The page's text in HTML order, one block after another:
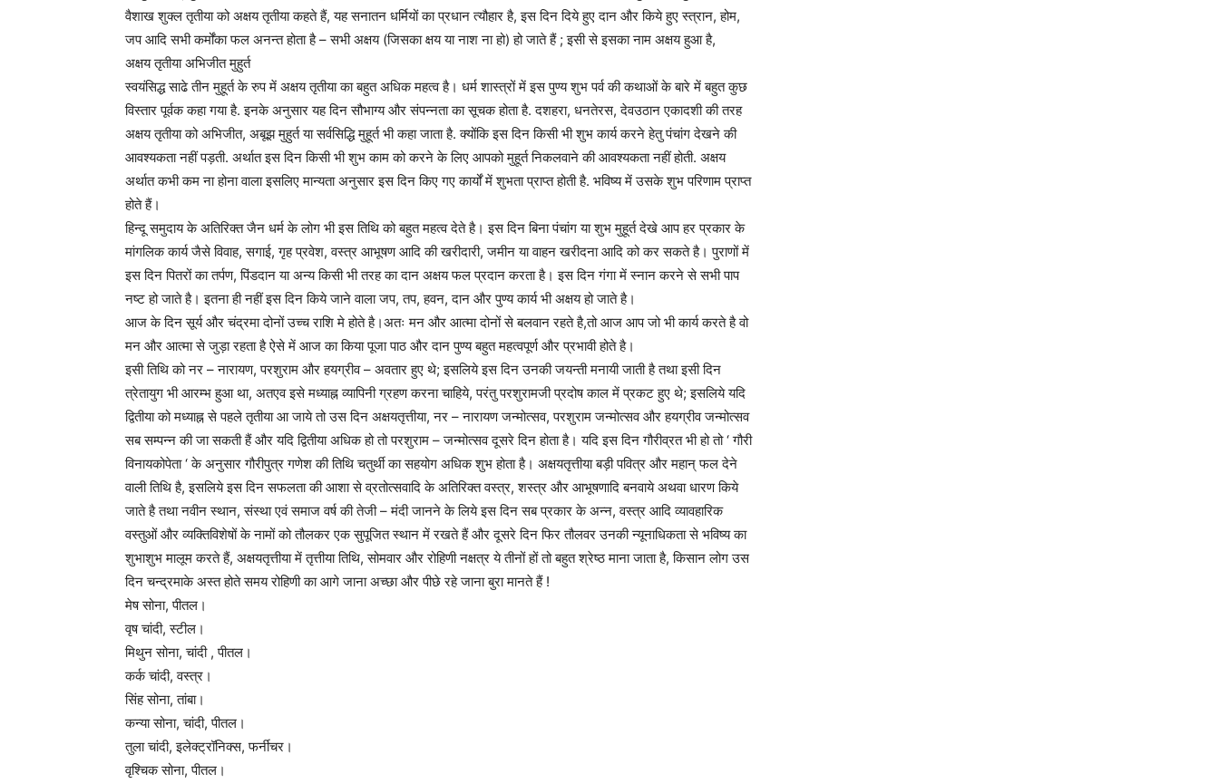
वैशाख शुक्ल तृतीया को अक्षय तृतीया कहते हैं, यह सनातन धर्मियों का प्रधान त्यौहार है, इस दिन दिये हुए दान और किये हुए स्त्रान, होम,
जप आदि सभी कर्मोंका फल अनन्त होता है – सभी अक्षय (जिसका क्षय या नाश ना हो) हो जाते हैं ; इसी से इसका नाम अक्षय हुआ है,
अक्षय तृतीया अभिजीत मुहुर्त
स्वयंसिद्ध साढे तीन मुहूर्त के रुप में अक्षय तृतीया का बहुत अधिक महत्व है। धर्म शास्त्रों में इस पुण्य शुभ पर्व की कथाओं के बारे में बहुत कुछ
विस्तार पूर्वक कहा गया है. इनके अनुसार यह दिन सौभाग्य और संपन्नता का सूचक होता है. दशहरा, धनतेरस, देवउठान एकादशी की तरह
अक्षय तृतीया को अभिजीत, अबूझ मुहुर्त या सर्वसिद्धि मुहूर्त भी कहा जाता है. क्योंकि इस दिन किसी भी शुभ कार्य करने हेतु पंचांग देखने की
आवश्यकता नहीं पड़ती. अर्थात इस दिन किसी भी शुभ काम को करने के लिए आपको मुहूर्त निकलवाने की आवश्यकता नहीं होती. अक्षय
अर्थात कभी कम ना होना वाला इसलिए मान्यता अनुसार इस दिन किए गए कार्यों में शुभता प्राप्त होती है. भविष्य में उसके शुभ परिणाम प्राप्त
होते हैं।
हिन्दू समुदाय के अतिरिक्त जैन धर्म के लोग भी इस तिथि को बहुत महत्व देते है। इस दिन बिना पंचांग या शुभ मुहूर्त देखे आप हर प्रकार के
मांगलिक कार्य जैसे विवाह, सगाई, गृह प्रवेश, वस्त्र आभूषण आदि की खरीदारी, जमीन या वाहन खरीदना आदि को कर सकते है। पुराणों में
इस दिन पितरों का तर्पण, पिंडदान या अन्य किसी भी तरह का दान अक्षय फल प्रदान करता है। इस दिन गंगा में स्नान करने से सभी पाप
नष्ट हो जाते है। इतना ही नहीं इस दिन किये जाने वाला जप, तप, हवन, दान और पुण्य कार्य भी अक्षय हो जाते है।
आज के दिन सूर्य और चंद्रमा दोनों उच्च राशि मे होते है।अतः मन और आत्मा दोनों से बलवान रहते है,तो आज आप जो भी कार्य करते है वो
मन और आत्मा से जुड़ा रहता है ऐसे में आज का किया पूजा पाठ और दान पुण्य बहुत महत्वपूर्ण और प्रभावी होते है।
इसी तिथि को नर – नारायण, परशुराम और हयग्रीव – अवतार हुए थे; इसलिये इस दिन उनकी जयन्ती मनायी जाती है तथा इसी दिन
त्रेतायुग भी आरम्भ हुआ था, अतएव इसे मध्याह्न व्यापिनी ग्रहण करना चाहिये, परंतु परशुरामजी प्रदोष काल में प्रकट हुए थे; इसलिये यदि
द्वितीया को मध्याह्न से पहले तृतीया आ जाये तो उस दिन अक्षयतृत्तीया, नर – नारायण जन्मोत्सव, परशुराम जन्मोत्सव और हयग्रीव जन्मोत्सव
सब सम्पन्न की जा सकती हैं और यदि द्वितीया अधिक हो तो परशुराम – जन्मोत्सव दूसरे दिन होता है। यदि इस दिन गौरीव्रत भी हो तो ‘ गौरी
विनायकोपेता ‘ के अनुसार गौरीपुत्र गणेश की तिथि चतुर्थी का सहयोग अधिक शुभ होता है। अक्षयतृत्तीया बड़ी पवित्र और महान् फल देने
वाली तिथि है, इसलिये इस दिन सफलता की आशा से व्रतोत्सवादि के अतिरिक्त वस्त्र, शस्त्र और आभूषणादि बनवाये अथवा धारण किये
जाते है तथा नवीन स्थान, संस्था एवं समाज वर्ष की तेजी – मंदी जानने के लिये इस दिन सब प्रकार के अन्न, वस्त्र आदि व्यावहारिक
वस्तुओं और व्यक्तिविशेषों के नामों को तौलकर एक सुपूजित स्थान में रखते हैं और दूसरे दिन फिर तौलवर उनकी न्यूनाधिकता से भविष्य का
शुभाशुभ मालूम करते हैं, अक्षयतृत्तीया में तृत्तीया तिथि, सोमवार और रोहिणी नक्षत्र ये तीनों हों तो बहुत श्रेष्ठ माना जाता है, किसान लोग उस
दिन चन्द्रमाके अस्त होते समय रोहिणी का आगे जाना अच्छा और पीछे रहे जाना बुरा मानते हैं !
मेष सोना, पीतल।
वृष चांदी, स्टील।
मिथुन सोना, चांदी , पीतल।
कर्क चांदी, वस्त्र।
सिंह सोना, तांबा।
कन्या सोना, चांदी, पीतल।
तुला चांदी, इलेक्ट्रॉनिक्स, फर्नीचर।
वृश्चिक सोना, पीतल।